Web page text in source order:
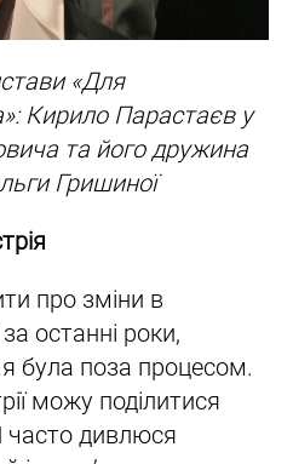
«Для
Кирило Парастаєв у
та його дружина
Гришиної
про зміни в
останні роки,
була поза процесом.
можу поділитися
часто дивлюся